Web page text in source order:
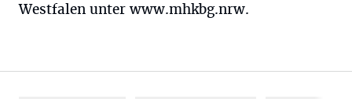
Westfalen unter www.mhkbg.nrw.